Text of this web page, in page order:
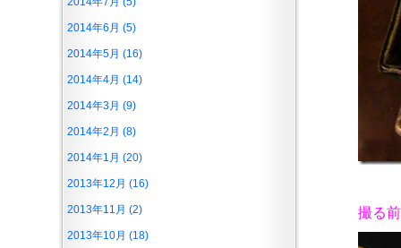
撮る
2014年6月 (5)
2014年5月 (16)
2014年4月 (14)
2014年3月 (9)
2014年2月 (8)
2014年1月 (20)
2013年12月 (16)
2013年11月 (2)
2013年10月 (18)